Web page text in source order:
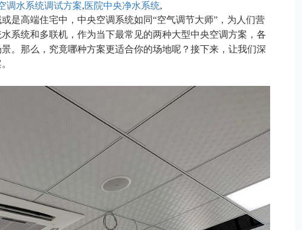
调水系统调试方案,医院中央净水系统,
是高端住宅中，中央空调系统如同“空气调节大师”，为人们营
系统和多联机，作为当下最常见的两种大型中央空调方案，各
。那么，究竟哪种方案更适合你的场地呢？接下来，让我们深